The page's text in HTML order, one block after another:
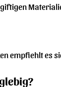
empfiehlt es